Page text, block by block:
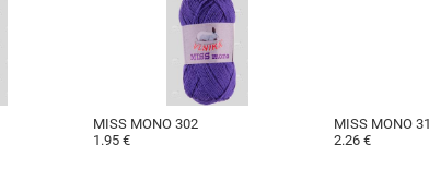
MISS MONO 302
1.95 €
MISS MONO
2.26 €